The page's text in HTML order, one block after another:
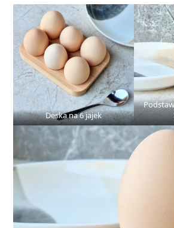
Deska na 6 jajek